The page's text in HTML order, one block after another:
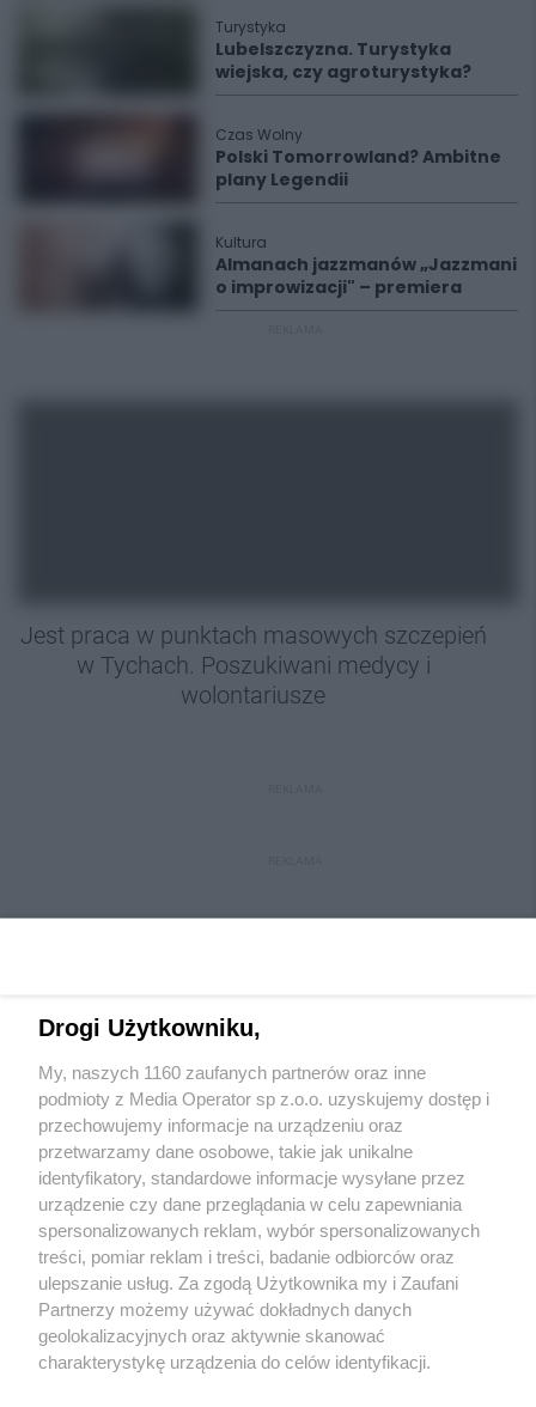
Turystyka
Lubelszczyzna. Turystyka
wiejska, czy agroturystyka?
Czas Wolny
Polski Tomorrowland? Ambitne
plany Legendii
Kultura
Almanach jazzmanów „Jazzmani
o improwizacji" – premiera
Jest praca w punktach masowych szczepień
w Tychach. Poszukiwani medycy i
wolontariusze
Wydawca mediówlokalnych
Nie zapomnij
zapoznać się z:
polityką prywatności regulamin korzystania z portali
Twojemiasto
Piekary Śląskie
Chorzów
Tarnowskie Góry
Skontakuj sięz nami
Kontakt
Wydawca
Redakcja
Drogi Użytkowniku,
My, naszych 1160 zaufanych partnerów oraz inne
podmioty z Media Operator sp z.o.o. uzyskujemy dostęp i
przechowujemy informacje na urządzeniu oraz
przetwarzamy dane osobowe, takie jak unikalne
identyfikatory, standardowe informacje wysyłane przez
urządzenie czy dane przeglądania w celu zapewniania
spersonalizowanych reklam, wybór spersonalizowanych
treści, pomiar reklam i treści, badanie odbiorców oraz
ulepszanie usług. Za zgodą Użytkownika my i Zaufani
Partnerzy możemy używać dokładnych danych
geolokalizacyjnych oraz aktywnie skanować
charakterystykę urządzenia do celów identyfikacji.